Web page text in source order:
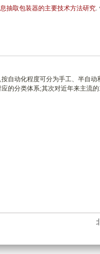
抽取包装器的主要技术方法研究.
自动化程度可分为手工、半自
的分类体系;其次对近年来主流